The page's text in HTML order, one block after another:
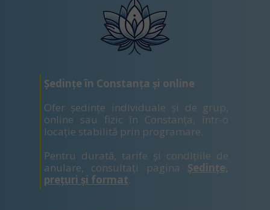
Ședințe în Constanța și online
Ofer ședințe individuale și de grup,
online sau fizic în Constanța, într-o
locație stabilită prin programare.
Pentru durată, tarife și condițiile de
anulare, consultați pagina Ședințe,
prețuri și format.